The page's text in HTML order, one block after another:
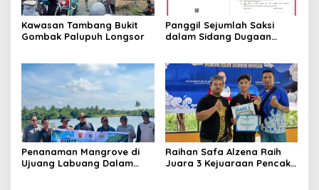
Kawasan Tambang Bukit
Gombak Palupuh Longsor
Panggil Sejumlah Saksi
dalam Sidang Dugaan
Penanaman Mangrove di
Ujuang Labuang Dalam
Raihan Safa Alzena Raih
Juara 3 Kejuaraan Pencak